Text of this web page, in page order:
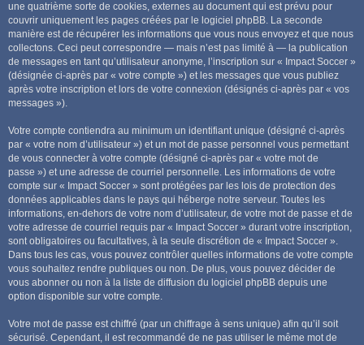
une quatrième sorte de cookies, externes au document qui est prévu pour
couvrir uniquement les pages créées par le logiciel phpBB. La seconde
manière est de récupérer les informations que vous nous envoyez et que nous
collectons. Ceci peut correspondre — mais n’est pas limité à — la publication
de messages en tant qu’utilisateur anonyme, l’inscription sur « Impact Soccer »
(désignée ci-après par « votre compte ») et les messages que vous publiez
après votre inscription et lors de votre connexion (désignés ci-après par « vos
messages »).
Votre compte contiendra au minimum un identifiant unique (désigné ci-après
par « votre nom d’utilisateur ») et un mot de passe personnel vous permettant
de vous connecter à votre compte (désigné ci-après par « votre mot de
passe ») et une adresse de courriel personnelle. Les informations de votre
compte sur « Impact Soccer » sont protégées par les lois de protection des
données applicables dans le pays qui héberge notre serveur. Toutes les
informations, en-dehors de votre nom d’utilisateur, de votre mot de passe et de
votre adresse de courriel requis par « Impact Soccer » durant votre inscription,
sont obligatoires ou facultatives, à la seule discrétion de « Impact Soccer ».
Dans tous les cas, vous pouvez contrôler quelles informations de votre compte
vous souhaitez rendre publiques ou non. De plus, vous pouvez décider de
vous abonner ou non à la liste de diffusion du logiciel phpBB depuis une
option disponible sur votre compte.
Votre mot de passe est chiffré (par un chiffrage à sens unique) afin qu’il soit
sécurisé. Cependant, il est recommandé de ne pas utiliser le même mot de